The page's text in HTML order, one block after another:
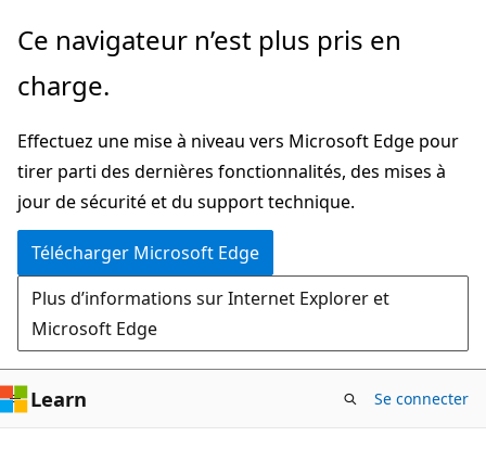
Passer
directement
au
principal
Ce navigateur n’est plus pris en
charge.
Effectuez une mise à niveau vers Microsoft Edge pour
tirer parti des dernières fonctionnalités, des mises à
jour de sécurité et du support technique.
Télécharger Microsoft Edge
Plus d’informations sur Internet Explorer et
Microsoft Edge
Learn Se connecter